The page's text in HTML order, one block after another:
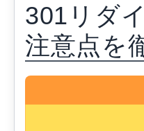
301リダ
注意点を